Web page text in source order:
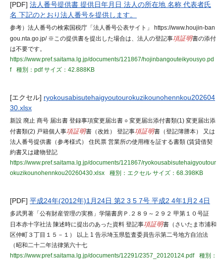
[PDF] 法人番号提供書 提供日年月日 法人の所在地 名称 代表者氏
名 下記のとおり法人番号を提供します。
参考）法人番号の検索国税庁「法人番号公表サイト」 https://www.houjin-ban
gou.nta.go.jp/ ※この提供書を提出した場合は、法人の登記事項証明書の添付
は不要です。
https://www.pref.saitama.lg.jp/documents/121867/hojinbangouteikyousyo.pd
f
種別：pdfサイズ：42.888KB
[エクセル] ryokousabisutehaigyoutourokuzikounohennkou202604
30.xlsx
新設 廃止 商号 届出書 登録事項変更届出書 ○ 変更届出添付書類(1) 変更届出添
付書類(2) 戸籍個人事項証明書（改姓） 登記事項証明書（登記簿謄本） 又は
法人番号提供書（参考様式） 住民票 営業所の使用権を証する書類 (賃貸借契
約書又は建物登記
https://www.pref.saitama.lg.jp/documents/121867/ryokousabisutehaigyoutour
okuzikounohennkou20260430.xlsx
種別：エクセル サイズ：68.398KB
[PDF] 平成24年(2012年)1月24日 第2 3 5 7号 平成2 4年1月2 4日
多武男著「公有財産管理の実務」学陽書房Ｐ.２８９～２９２ 甲第１０号証
日本赤十字社法 陳述時に提出のあった資料 登記事項証明書（さいたま市浦和
区仲町３丁目１５－１） 以上 1 告示埼玉県監査委員告示第二号地方自治法
（昭和二十二年法律第六十七
https://www.pref.saitama.lg.jp/documents/12291/2357_20120124.pdf
種別：